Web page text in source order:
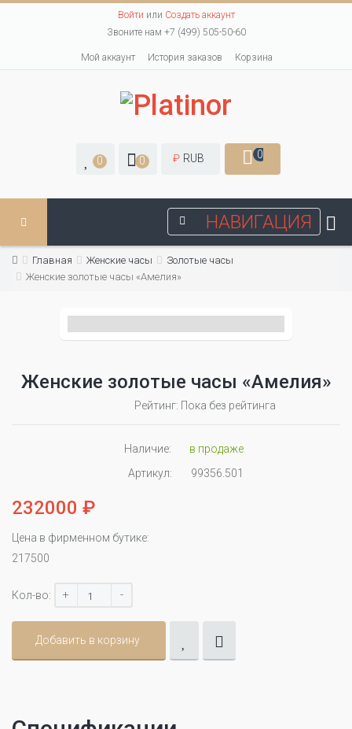
Войти или Создать аккаунт
Звоните нам +7 (499) 505-50-60
Мой аккаунт История заказов Корзина
0 0 ₽ RUB 0
НАВИГАЦИЯ
Главная Женские часы
Золотые часы
Женские золотые часы «Амелия»
Женские золотые часы «Амелия»
Рейтинг: Пока без рейтинга
Наличие:
в продаже
Артикул:
99356.501
232000 ₽
Цена в фирменном бутике:
217500
Кол-во: + -
Добавить в корзину